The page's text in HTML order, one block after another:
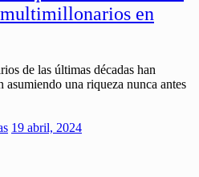
en
de las últimas décadas han
asumiendo una riqueza nunca antes
19 abril, 2024